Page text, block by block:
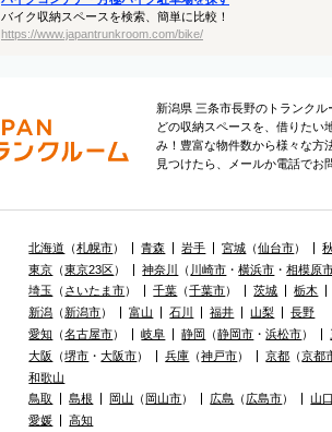
バイク収納スペースを検索、簡単に比較！
https://www.japantrunkroom.com/bike/
新潟県 三条市長野のトランク
どの収納スペースを、借りたい
み！豊富な物件数から様々な方
見つけたら、メールか電話でお
北海道 （札幌市） 青森 岩手 宮城 （仙台市）
東京 （東京23区） 神奈川 （ 川崎市 ・横浜市 ・相模原
埼玉
（さいたま市） 千葉 （千葉市） 茨城 栃木
新潟 （新潟市） 富山 石川 福井 山梨
長野
愛知 （名古屋市） 岐阜 静岡 （静岡市 ・浜松市）
大阪 （堺市 ・大阪市） 兵庫 （神戸市） 京都 （京都
和歌山
鳥取 島根 岡山 （ 岡山市） 広島 （広島市） 山口
愛媛
高知